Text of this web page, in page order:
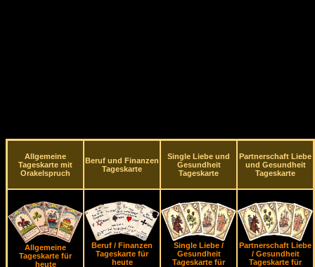
Allgemeine
Tageskarte mit
Orakelspruch
Beruf und Finanzen
Tageskarte
Single Liebe und
Gesundheit
Tageskarte
Partnerschaft Liebe
und Gesundheit
Tageskarte
Allgemeine
Tageskarte für
heute
Beruf / Finanzen
Tageskarte für
heute
Single Liebe /
Gesundheit
Tageskarte für
Partnerschaft Liebe
/ Gesundheit
Tageskarte für